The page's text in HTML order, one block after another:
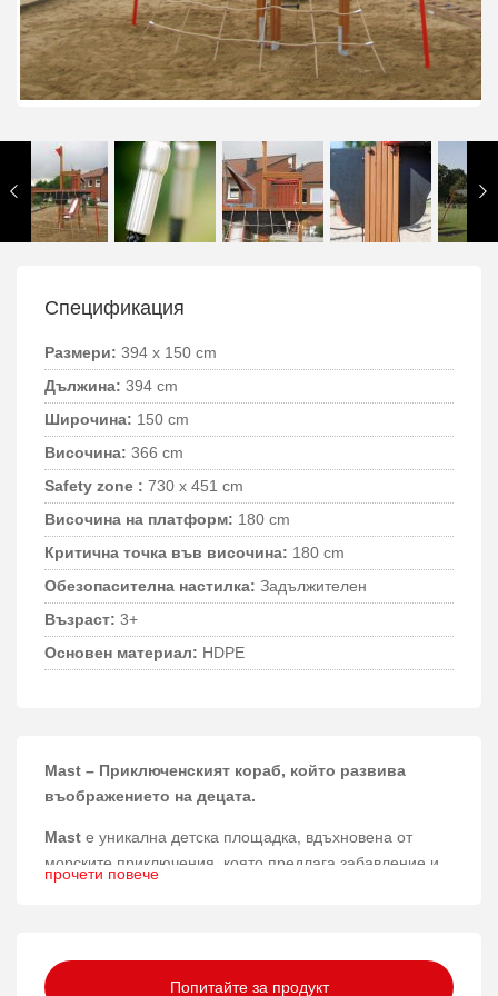
Спецификация
Размери: 394 x 150 cm
Дължина: 394 cm
Широчина: 150 cm
Височина: 366 cm
Safety zone : 730 x 451 cm
Височина на платформ: 180 cm
Критична точка във височина: 180 cm
Обезопасителна настилка: Задължителен
Възраст: 3+
Основен материал: HDPE
Mast – Приключенският кораб, който развива
въображението на децата.
Mast е уникална детска площадка, вдъхновена от
морските приключения, която предлага забавление и
активност на открито за деца над 3 години.
Изработена от висококачествен лиственицови дървен
прочети повече
Попитайте за продукт